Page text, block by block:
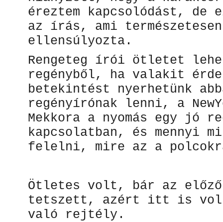
éreztem kapcsolódást, de
az írás, ami
ellensúlyozta.
Rengeteg írói ötletet
regényből, ha valakit
betekintést nyerhetünk
regényírónak lenni, a
Mekkora a nyomás egy jó
kapcsolatban, és mennyi
felelni, mire az a
Ötletes volt, bár az
tetszett, azért itt is volt
való rejtély.